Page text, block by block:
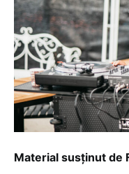
Material susținut de